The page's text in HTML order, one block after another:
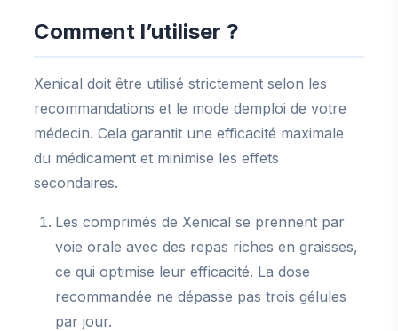
Comment l’utiliser ?
Xenical doit être utilisé strictement selon les
recommandations et le mode demploi de votre
médecin. Cela garantit une efficacité maximale
du médicament et minimise les effets
secondaires.
Les comprimés de Xenical se prennent par
voie orale avec des repas riches en graisses,
ce qui optimise leur efficacité. La dose
recommandée ne dépasse pas trois gélules
par jour.